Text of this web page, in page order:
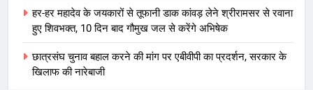
हर-हर महादेव के जयकारों से तूफानी डाक कांवड़ लेने श्रीरामसर से रवाना
हुए शिवभक्त, 10 दिन बाद गौमुख जल से करेंगे अभिषेक
छात्रसंघ चुनाव बहाल करने की मांग पर एबीवीपी का प्रदर्शन, सरकार के
खिलाफ की नारेबाजी